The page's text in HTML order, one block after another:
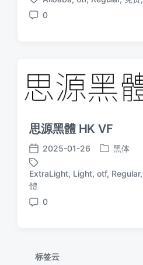
日
标
签
评
0
思源黑體 HK VF
发
布
日
期
2025-01-26
发
于
黑体
标
签
ExtraLight, Light, otf, Regular,
體
评
0
标签云